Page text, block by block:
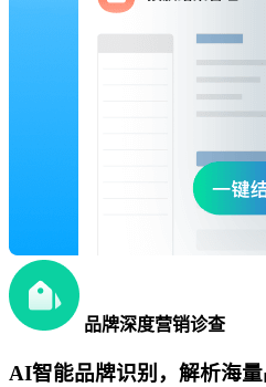
品牌深度营销诊查
AI智能品牌识别，解析海